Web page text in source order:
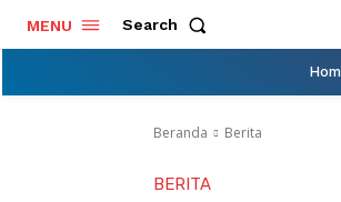
MENU Search
Beranda Berita
BERITA